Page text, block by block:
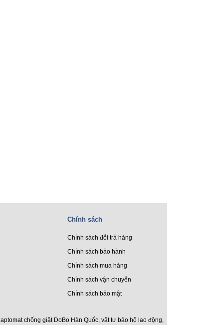
Chính sách
Chính sách đổi trả hàng
Chính sách bảo hành
Chính sách mua hàng
Chính sách vận chuyển
Chính sách bảo mật
aptomat chống giật DoBo Hàn Quốc, vật tư bảo hộ lao động,